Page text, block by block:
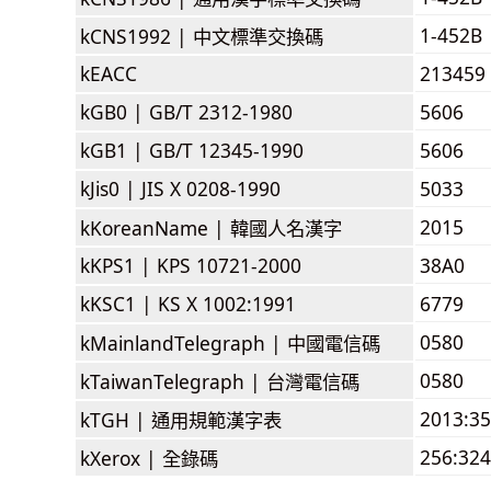
kCNS1992 | 中文標準交換碼
1-452B
kEACC
213459
kGB0 | GB/T 2312-1980
5606
kGB1 | GB/T 12345-1990
5606
kJis0 | JIS X 0208-1990
5033
kKoreanName | 韓國人名漢字
2015
kKPS1 | KPS 10721-2000
38A0
kKSC1 | KS X 1002:1991
6779
kMainlandTelegraph | 中國電信碼
0580
kTaiwanTelegraph | 台灣電信碼
0580
kTGH | 通用規範漢字表
kXerox | 全錄碼 256:324